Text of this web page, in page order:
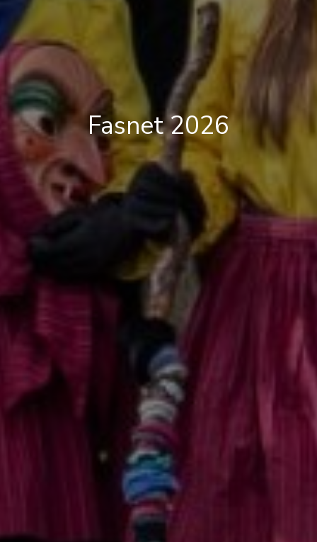
Fasnet 2026